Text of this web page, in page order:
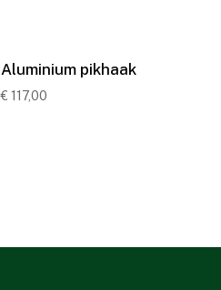
Aluminium pikhaak
€ 117,00